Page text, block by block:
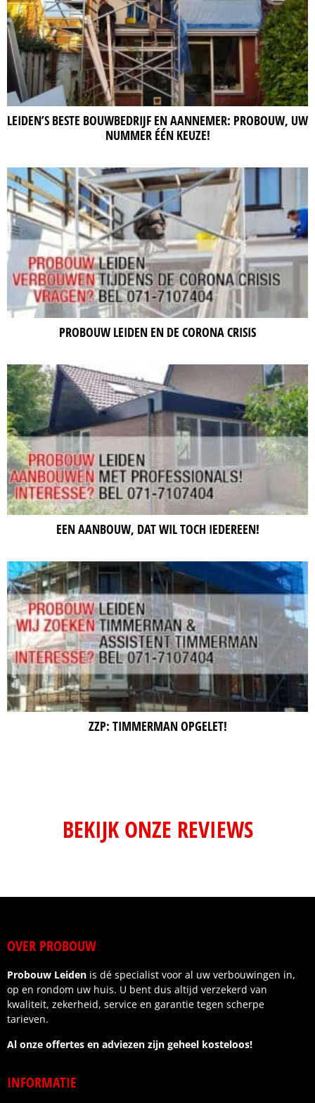
LEIDEN’S BESTE BOUWBEDRIJF EN AANNEMER: PROBOUW, UW
NUMMER ÉÉN KEUZE!
PROBOUW LEIDEN EN DE CORONA CRISIS
EEN AANBOUW, DAT WIL TOCH IEDEREEN!
ZZP: TIMMERMAN OPGELET!
BEKIJK ONZE REVIEWS
OVER PROBOUW
Probouw Leiden is dé specialist voor al uw verbouwingen in,
op en rondom uw huis. U bent dus altijd verzekerd van
kwaliteit, zekerheid, service en garantie tegen scherpe
tarieven.
Al onze offertes en adviezen zijn geheel kosteloos!
INFORMATIE